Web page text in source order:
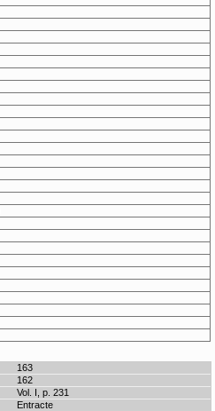
163
162
Vol. I, p. 231
Entracte